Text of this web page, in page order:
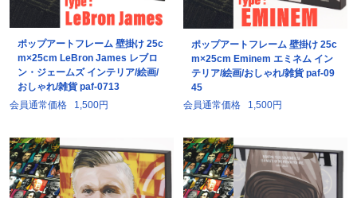
ポップアートフレーム 壁掛け 25c
m×25cm LeBron James レブロ
ン・ジェームズ インテリア/絵画/
おしゃれ/雑貨 paf-0713
会員通常価格
1,500円
ポップアートフレーム 壁掛け 25c
m×25cm Eminem エミネム イン
テリア/絵画/おしゃれ/雑貨 paf-09
45
会員通常価格
1,500円